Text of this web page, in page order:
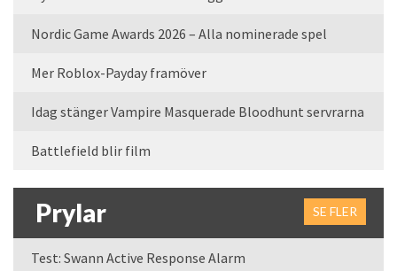
Nordic Game Awards 2026 – Alla nominerade spel
Mer Roblox-Payday framöver
Idag stänger Vampire Masquerade Bloodhunt servrarna
Battlefield blir film
Prylar SE FLER
Test: Swann Active Response Alarm